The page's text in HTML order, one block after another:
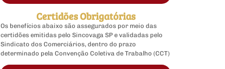
Certidões Obrigatórias
Os benefícios abaixo são assegurados por meio das
certidões emitidas pelo Sincovaga SP e validadas pelo
Sindicato dos Comerciários, dentro do prazo
determinado pela Convenção Coletiva de Trabalho (CCT)